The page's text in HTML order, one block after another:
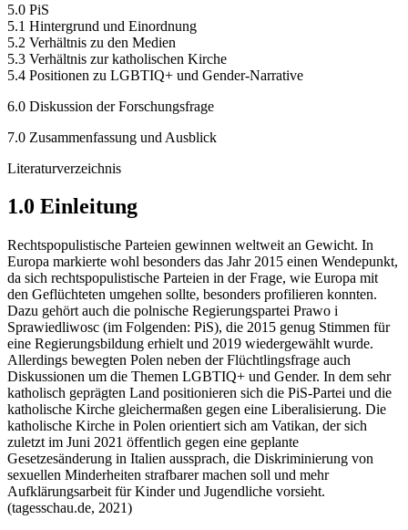
5.0 PiS
5.1 Hintergrund und Einordnung
5.2 Verhältnis zu den Medien
5.3 Verhältnis zur katholischen Kirche
5.4 Positionen zu LGBTIQ+ und Gender-Narrative
6.0 Diskussion der Forschungsfrage
7.0 Zusammenfassung und Ausblick
Literaturverzeichnis
1.0 Einleitung
Rechtspopulistische Parteien gewinnen weltweit an Gewicht. In
Europa markierte wohl besonders das Jahr 2015 einen Wendepunkt,
da sich rechtspopulistische Parteien in der Frage, wie Europa mit
den Geflüchteten umgehen sollte, besonders profilieren konnten.
Dazu gehört auch die polnische Regierungspartei Prawo i
Sprawiedliwosc (im Folgenden: PiS), die 2015 genug Stimmen für
eine Regierungsbildung erhielt und 2019 wiedergewählt wurde.
Allerdings bewegten Polen neben der Flüchtlingsfrage auch
Diskussionen um die Themen LGBTIQ+ und Gender. In dem sehr
katholisch geprägten Land positionieren sich die PiS-Partei und die
katholische Kirche gleichermaßen gegen eine Liberalisierung. Die
katholische Kirche in Polen orientiert sich am Vatikan, der sich
zuletzt im Juni 2021 öffentlich gegen eine geplante
Gesetzesänderung in Italien aussprach, die Diskriminierung von
sexuellen Minderheiten strafbarer machen soll und mehr
Aufklärungsarbeit für Kinder und Jugendliche vorsieht.
(tagesschau.de, 2021)